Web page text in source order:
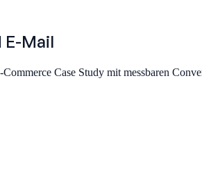
Mail
Case Study mit messbaren